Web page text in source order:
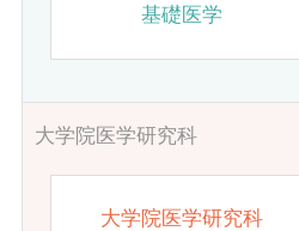
基礎医学
大学院医学研究科
大学院医学研究科